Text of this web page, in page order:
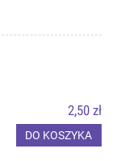
2,50 zł
DO KOSZYKA